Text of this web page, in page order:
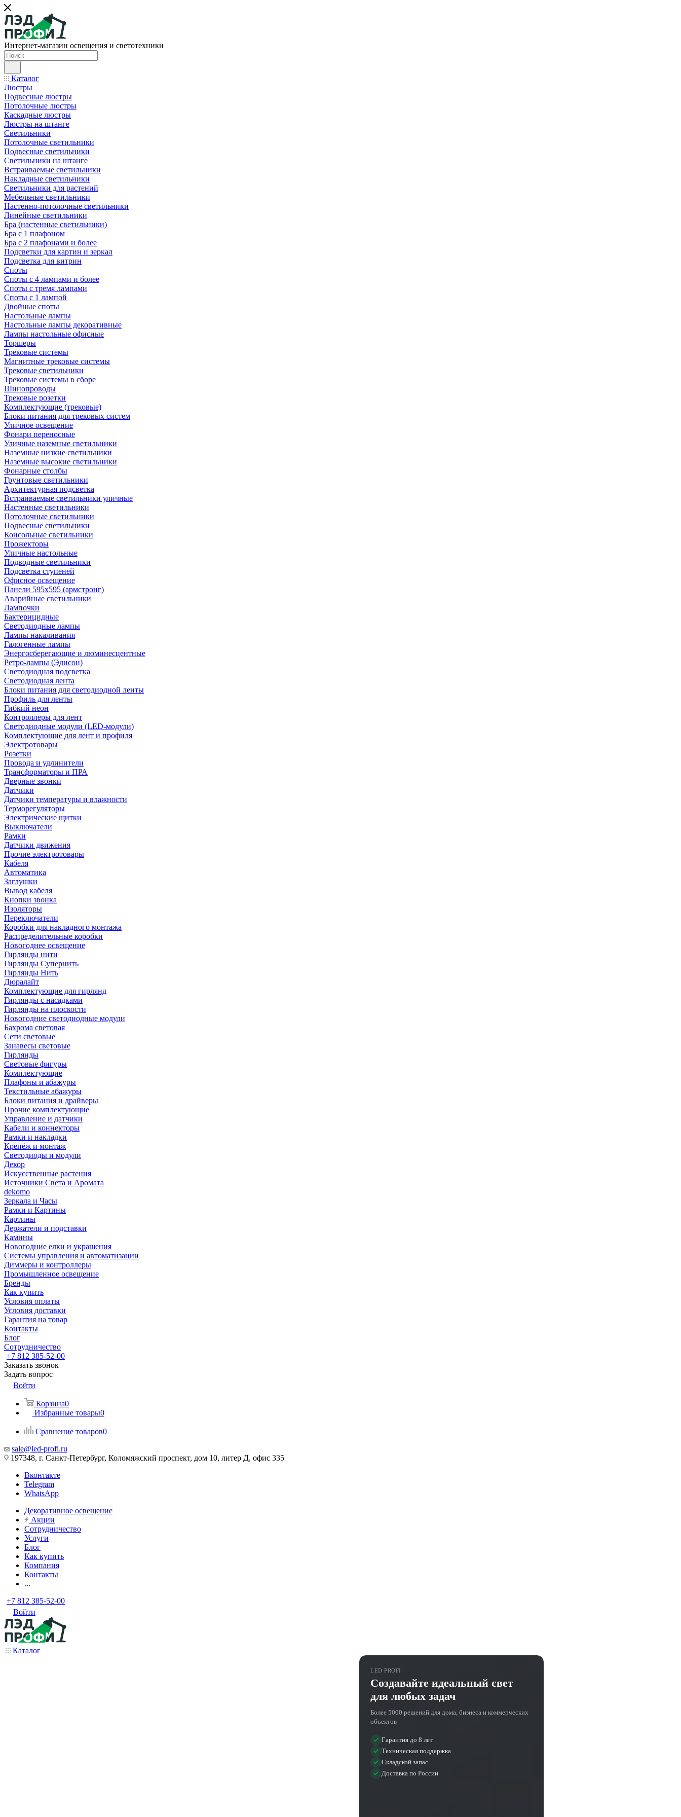
Интернет-магазин освещения и светотехники
Каталог
Люстры
Подвесные люстры
Потолочные люстры
Каскадные люстры
Люстры на штанге
Светильники
Потолочные светильники
Подвесные светильники
Светильники на штанге
Встраиваемые светильники
Накладные светильники
Светильники для растений
Мебельные светильники
Настенно-потолочные светильники
Линейные светильники
Бра (настенные светильники)
Бра с 1 плафоном
Бра с 2 плафонами и более
Подсветки для картин и зеркал
Подсветка для витрин
Споты
Споты с 4 лампами и более
Споты с тремя лампами
Споты с 1 лампой
Двойные споты
Настольные лампы
Настольные лампы декоративные
Лампы настольные офисные
Торшеры
Трековые системы
Магнитные трековые системы
Трековые светильники
Трековые системы в сборе
Шинопроводы
Трековые розетки
Комплектующие (трековые)
Блоки питания для трековых систем
Уличное освещение
Фонари переносные
Уличные наземные светильники
Наземные низкие светильники
Наземные высокие светильники
Фонарные столбы
Грунтовые светильники
Архитектурная подсветка
Встраиваемые светильники уличные
Настенные светильники
Потолочные светильники
Подвесные светильники
Консольные светильники
Прожекторы
Уличные настольные
Подводные светильники
Подсветка ступеней
Офисное освещение
Панели 595х595 (армстронг)
Аварийные светильники
Лампочки
Бактерицидные
Светодиодные лампы
Лампы накаливания
Галогенные лампы
Энергосберегающие и люминесцентные
Ретро-лампы (Эдисон)
Светодиодная подсветка
Светодиодная лента
Блоки питания для светодиодной ленты
Профиль для ленты
Гибкий неон
Контроллеры для лент
Светодиодные модули (LED-модули)
Комплектующие для лент и профиля
Электротовары
Розетки
Провода и удлинители
Трансформаторы и ПРА
Дверные звонки
Датчики
Датчики температуры и влажности
Терморегуляторы
Электрические щитки
Выключатели
Рамки
Датчики движения
Прочие электротовары
Кабеля
Автоматика
Заглушки
Вывод кабеля
Кнопки звонка
Изоляторы
Переключатели
Коробки для накладного монтажа
Распределительные коробки
Новогоднее освещение
Гирлянды нити
Гирлянды Супернить
Гирлянды Нить
Дюралайт
Комплектующие для гирлянд
Гирлянды с насадками
Гирлянды на плоскости
Новогодние светодиодные модули
Бахрома световая
Сети световые
Занавесы световые
Гирлянды
Световые фигуры
Комплектующие
Плафоны и абажуры
Текстильные абажуры
Блоки питания и драйверы
Прочие комплектующие
Управление и датчики
Кабели и коннекторы
Рамки и накладки
Крепёж и монтаж
Светодиоды и модули
Декор
Искусственные растения
Источники Света и Аромата
dekomo
Зеркала и Часы
Рамки и Картины
Картины
Держатели и подставки
Камины
Новогодние елки и украшения
Системы управления и автоматизации
Диммеры и контроллеры
Промышленное освещение
Бренды
Как купить
Условия оплаты
Условия доставки
Гарантия на товар
Контакты
Блог
Сотрудничество
+7 812 385-52-00
Заказать звонок
Задать вопрос
Войти
Корзина0
Избранные товары0
Сравнение товаров0
sale@led-profi.ru
197348, г. Санкт-Петербург, Коломяжский проспект, дом 10, литер Д, офис 335
Вконтакте
Telegram
WhatsApp
Декоративное освещение
Акции
Сотрудничество
Услуги
Блог
Как купить
Компания
Контакты
...
+7 812 385-52-00
Войти
Каталог
LED PROFI
Создавайте идеальный свет
для любых задач
Более 5000 решений для дома, бизнеса и коммерческих
объектов
Гарантия до 8 лет
Техническая поддержка
Складской запас
Доставка по России